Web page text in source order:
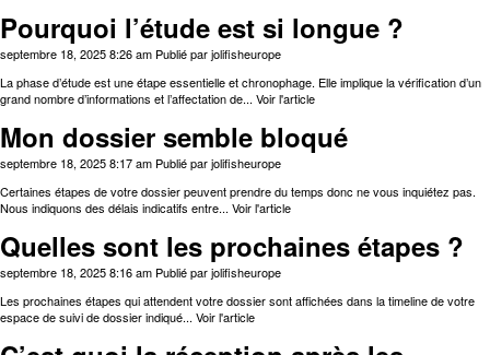
Pourquoi l’étude est si longue ?
septembre 18, 2025 8:26 am Publié parjolifisheurope
La phase d’étude est une étape essentielle et chronophage. Elle implique la vérification d’un
grand nombre d’informations et l’affectation de... Voir l'article
Mon dossier semble bloqué
septembre 18, 2025 8:17 am Publié parjolifisheurope
Certaines étapes de votre dossier peuvent prendre du temps donc ne vous inquiétez pas.
Nous indiquons des délais indicatifs entre... Voir l'article
Quelles sont les prochaines étapes ?
septembre 18, 2025 8:16 am Publié parjolifisheurope
Les prochaines étapes qui attendent votre dossier sont affichées dans la timeline de votre
espace de suivi de dossier indiqué... Voir l'article